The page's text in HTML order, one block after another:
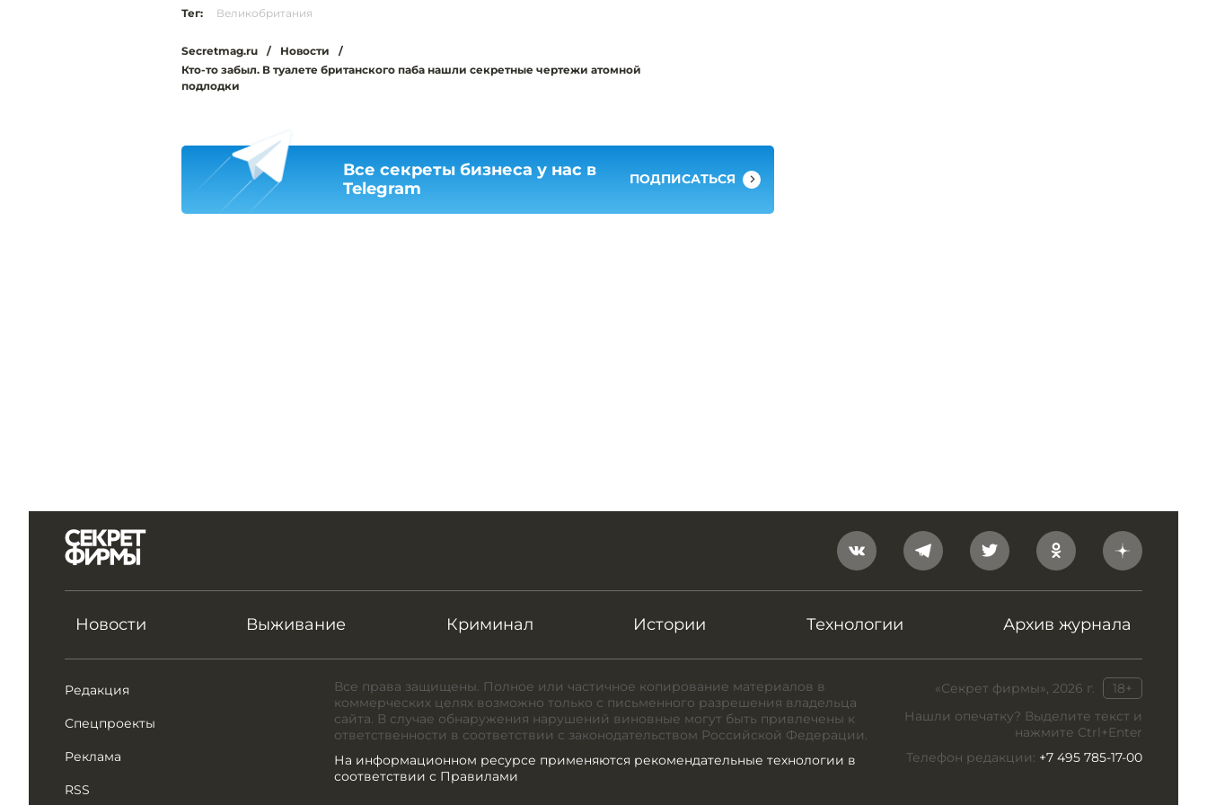
Тег: Великобритания
Secretmag.ru / Новости
/
Кто-то забыл. В туалете британского паба нашли секретные чертежи атомной
подлодки
Все секреты бизнеса у нас в
Telegram
ПОДПИСАТЬСЯ
Новости Выживание Криминал Истории Технологии Архив журнала
Редакция
Спецпроекты
Реклама
RSS
«Секрет фирмы», 2026 г.
18+
Нашли опечатку? Выделите текст и
нажмите Ctrl+Enter
Телефон редакции: +7 495 785-17-00
Все права защищены. Полное или частичное копирование материалов в
коммерческих целях возможно только с письменного разрешения владельца
сайта. В случае обнаружения нарушений виновные могут быть привлечены к
ответственности в соответствии с законодательством Российской Федерации.
На информационном ресурсе применяются рекомендательные технологии в
соответствии с Правилами